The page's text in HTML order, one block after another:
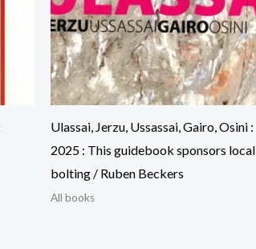
Ulassai, Jerzu, Ussassai, Gairo, Osini :
2025 : This guidebook sponsors local
bolting / Ruben Beckers
All books